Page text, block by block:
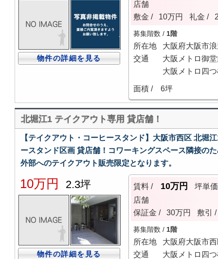
物件の詳細を見る
店舗
敷金 /
10万円 礼金 /
募集階数 / 1階
所在地
大阪府大阪市
交通
大阪メトロ御
大阪メトロ四
面積 /
6坪
北堀江1 テイクアウト専用 貸店舗！
【テイクアウト・コーヒースタンド】大阪市西区 北堀
ースタンド区画 貸店舗！コワーキングスペース隣接の
外部へのテイクアウト販売限定となります。
10万円 2.3坪
物件の詳細を見る
賃料 / 10万円
坪単価
店舗
保証金 /
30万円 敷引 /
募集階数 / 1階
所在地
大阪府大阪市
交通
大阪メトロ四